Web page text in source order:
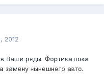
2012
Ваши ряды. Фортика пока
замену нынешнего авто.